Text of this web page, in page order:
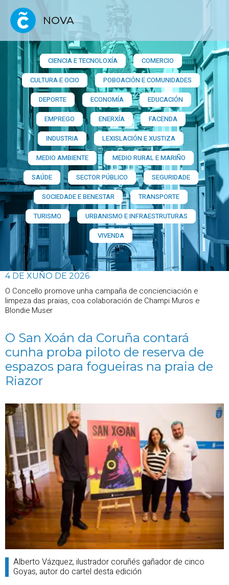
NOVA
CIENCIA E TECNOLOXÍA
COMERCIO
CULTURA E OCIO
POBOACIÓN E COMUNIDADES
DEPORTE
ECONOMÍA
EDUCACIÓN
EMPREGO
ENERXÍA
FACENDA
INDUSTRIA
LEXISLACIÓN E XUSTIZA
MEDIO AMBIENTE
MEDIO RURAL E MARIÑO
SAÚDE
SECTOR PÚBLICO
SEGURIDADE
SOCIEDADE E BENESTAR
TRANSPORTE
TURISMO
URBANISMO E INFRAESTRUTURAS
VIVENDA
4 DE XUÑO DE 2026
O Concello promove unha campaña de concienciación e
limpeza das praias, coa colaboración de Champi Muros e
Blondie Muser
O San Xoán da Coruña contará
cunha proba piloto de reserva de
espazos para fogueiras na praia de
Riazor
Alberto Vázquez, ilustrador coruñés gañador de cinco
Goyas, autor do cartel desta edición